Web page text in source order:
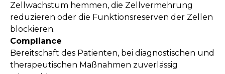
Zellwachstum hemmen, die Zellvermehrung
reduzieren oder die Funktionsreserven der Zellen
blockieren.
Compliance
Bereitschaft des Patienten, bei diagnostischen und
therapeutischen Maßnahmen zuverlässig